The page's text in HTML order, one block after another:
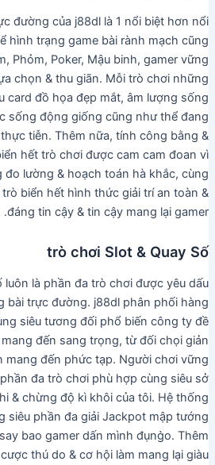
đường của j88dl là 1 nổi biệt hơn nổi
hình trạng game bài rành mạch cũng
Phỏm, Poker, Mậu binh, gamer vững
chọn & thu giãn. Mỗi trò chơi những
card đồ họa đẹp mắt, âm lượng sống
sống động giống cũng như thể đang
tiễn. Thêm nữa, tính công bằng &
hết trò chơi được cam cam đoan vì
lường & hoạch toán hà khắc, cùng
biển hết hình thức giải trí an toàn &
đáng tin cậy & tin cậy mang lại gamer.
trò chơi Slot & Quay Số
luôn là phần đa trò chơi được yêu dấu
bài trực đường. j88dl phân phối hàng
siêu tương đối phổ biến công ty đề
đến sang trọng, từ đối chọi giản
mang đến phức tạp. Người chơi vững
đa trò chơi phù hợp cùng siêu sở
& chừng độ kì khôi của tôi. Hệ thống
siêu phần đa giải Jackpot mập tướng
bao gamer dấn mình đụng̀o. Thêm
thú do & cơ hội làm mang lại giàu